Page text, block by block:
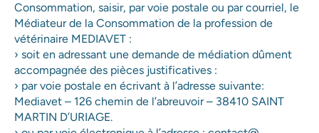
Consommation, saisir, par voie postale ou par courriel, le
Médiateur de la Consommation de la profession de
vétérinaire MEDIAVET :
› soit en adressant une demande de médiation dûment
accompagnée des pièces justificatives :
› par voie postale en écrivant à l’adresse suivante:
Mediavet – 126 chemin de l’abreuvoir – 38410 SAINT
MARTIN D’URIAGE.